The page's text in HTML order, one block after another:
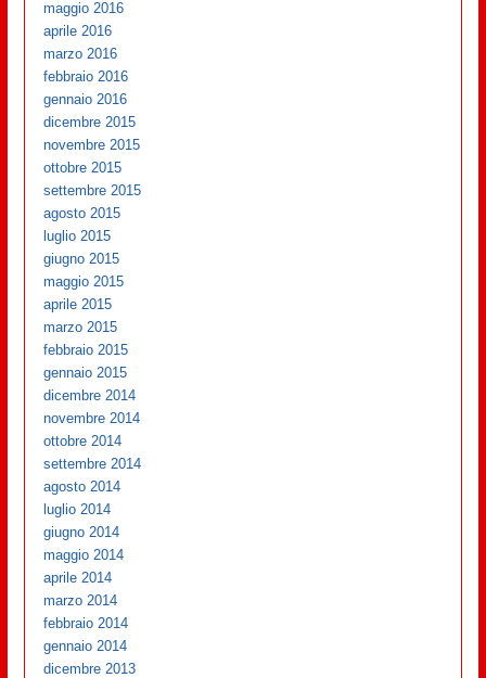
maggio 2016
aprile 2016
marzo 2016
febbraio 2016
gennaio 2016
dicembre 2015
novembre 2015
ottobre 2015
settembre 2015
agosto 2015
luglio 2015
giugno 2015
maggio 2015
aprile 2015
marzo 2015
febbraio 2015
gennaio 2015
dicembre 2014
novembre 2014
ottobre 2014
settembre 2014
agosto 2014
luglio 2014
giugno 2014
maggio 2014
aprile 2014
marzo 2014
febbraio 2014
gennaio 2014
dicembre 2013